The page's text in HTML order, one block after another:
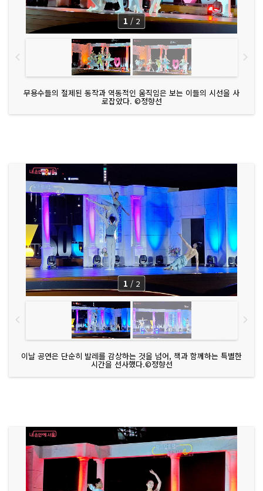
무용수들의 절제된 동작과 역동적인 움직임은 보는 이들의 시선을 사
로잡았다. ©정향선
1 / 2
이날 공연은 단순히 발레를 감상하는 것을 넘어, 책과 함께하는 특별한
시간을 선사했다.©정향선
1 / 2